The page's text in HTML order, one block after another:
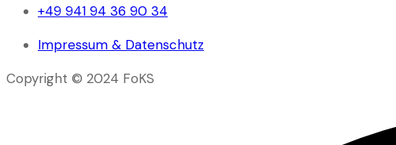
+49 941 94 36 90 34
Impressum & Datenschutz
Copyright © 2024 FoKS